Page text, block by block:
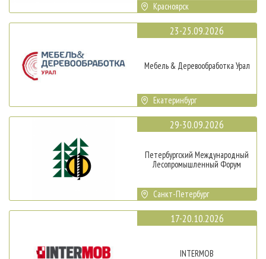
Красноярск
23-25.09.2026
Мебель & Деревообработка Урал
Екатеринбург
29-30.09.2026
Петербургский Международный
Лесопромышленный Форум
Санкт-Петербург
17-20.10.2026
INTERMOB